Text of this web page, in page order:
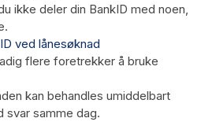
ikke deler din BankID med noen,
ved lånesøknad
flere foretrekker å bruke
kan behandles umiddelbart
svar samme dag.